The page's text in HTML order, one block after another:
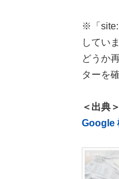
※「site:
してい
どうか
ターを
＜出典＞
Google